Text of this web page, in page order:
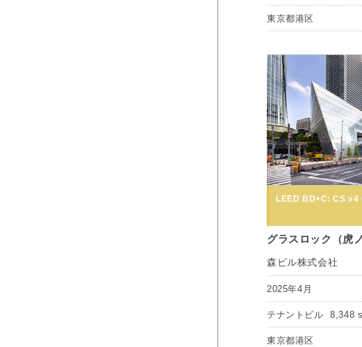
東京都港区
LEED BD+C: CS v4
グラスロック（虎
森ビル株式会社
2025年4月
テナントビル 8,348
東京都港区